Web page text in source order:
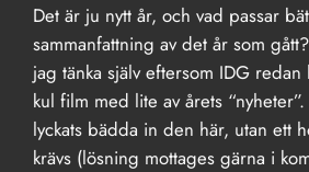
Det är ju nytt år, och vad passar
sammanfattning av det år som
jag tänka själv eftersom IDG
kul film med lite av årets
lyckats bädda in den här, utan ett
krävs (lösning mottages gärna i